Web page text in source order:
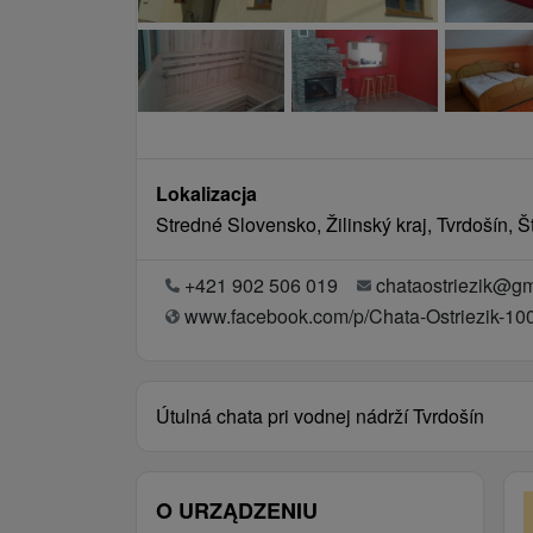
Lokalizacja
Stredné Slovensko, Žilinský kraj, Tvrdošín,
+421 902 506 019
www.facebook.com/p/Chata-Ostriezik-
Útulná chata pri vodnej nádrží Tvrdošín
O URZĄDZENIU